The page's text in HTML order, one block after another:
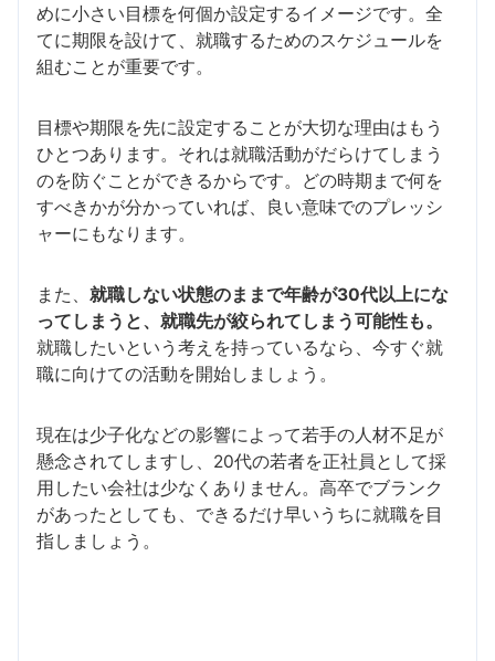
めに小さい目標を何個か設定するイメージです。全
てに期限を設けて、就職するためのスケジュールを
組むことが重要です。
目標や期限を先に設定することが大切な理由はもう
ひとつあります。それは就職活動がだらけてしまう
のを防ぐことができるからです。どの時期まで何を
すべきかが分かっていれば、良い意味でのプレッシ
ャーにもなります。
また、 就職しない状態のままで年齢が30代以上にな
ってしまうと、就職先が絞られてしまう可能性も。
就職したいという考えを持っているなら、今すぐ就
職に向けての活動を開始しましょう。
現在は少子化などの影響によって若手の人材不足が
懸念されてしますし、20代の若者を正社員として採
用したい会社は少なくありません。高卒でブランク
があったとしても、できるだけ早いうちに就職を目
指しましょう。